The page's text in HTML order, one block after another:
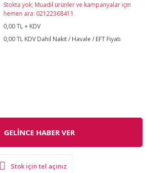
Stokta yok; Muadil ürünler ve kampanyalar için
hemen ara: 02122368411
0,00 TL + KDV
0,00 TL KDV Dahil Nakit / Havale / EFT Fiyatı
GELİNCE HABER VER
Stok için tel açınız